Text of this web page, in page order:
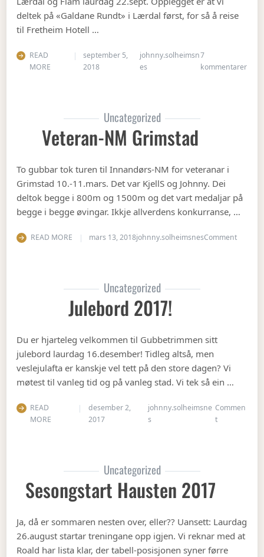
deltek på «Galdane Rundt» i Lærdal først, for så å reise
til Fretheim Hotell …
READ
MORE
september 5,
2018
johnny.solheimsn
es
7
kommentarertil
Uncategorized
Veteran-NM Grimstad
To gubbar tok turen til Innandørs-NM for veteranar i
Grimstad 10.-11.mars. Det var KjellS og Johnny. Dei
deltok begge i 800m og 1500m og det vart medaljar på
begge i begge øvingar. Ikkje allverdens konkurranse, …
READ MORE mars 13, 2018johnny.solheimsnesCommenton
Uncategorized
Julebord 2017!
Du er hjarteleg velkommen til Gubbetrimmen sitt
julebord laurdag 16.desember! Tidleg altså, men
veslejulafta er kanskje vel tett på den store dagen? Vi
møtest til vanleg tid og på vanleg stad. Vi tek så ein …
READ
MORE
desember 2,
2017
johnny.solheimsne
s
Commen
ton Julebord
Uncategorized
Sesongstart Hausten 2017
Ja, då er sommaren nesten over, eller?? Uansett: Laurdag
26.august startar treningane opp igjen. Vi reknar med at
Roald har lista klar, der tabell-posisjonen syner førre